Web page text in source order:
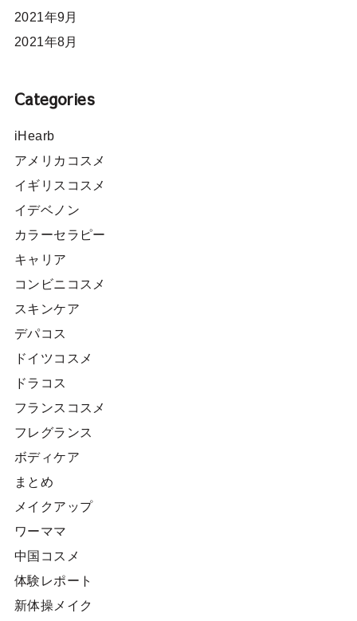
2021年9月
2021年8月
Categories
iHearb
アメリカコスメ
イギリスコスメ
イデベノン
カラーセラピー
キャリア
コンビニコスメ
スキンケア
デパコス
ドイツコスメ
ドラコス
フランスコスメ
フレグランス
ボディケア
まとめ
メイクアップ
ワーママ
中国コスメ
体験レポート
新体操メイク